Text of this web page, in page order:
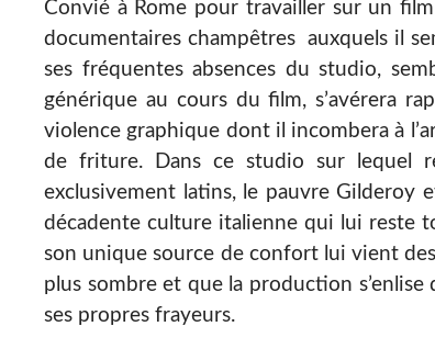
Convié à Rome pour travailler sur un
documentaires champêtres auxquels il
ses fréquentes absences du studio,
générique au cours du film, s’avérera
violence graphique dont il incombera à
de friture. Dans ce studio sur lequel
exclusivement latins, le pauvre Gilderoy
décadente culture italienne qui lui reste
son unique source de confort lui vient
plus sombre et que la production
ses propres frayeurs.